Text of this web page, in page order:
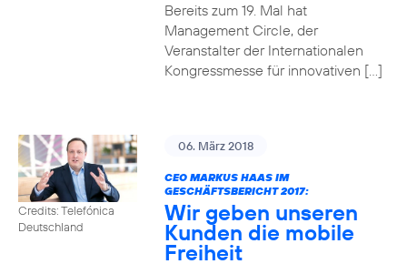
Bereits zum 19. Mal hat
Management Circle, der
Veranstalter der Internationalen
Kongressmesse für innovativen […]
Credits: Telefónica
Deutschland
06. März 2018
CEO MARKUS HAAS IM
GESCHÄFTSBERICHT 2017:
Wir geben unseren
Kunden die mobile
Freiheit